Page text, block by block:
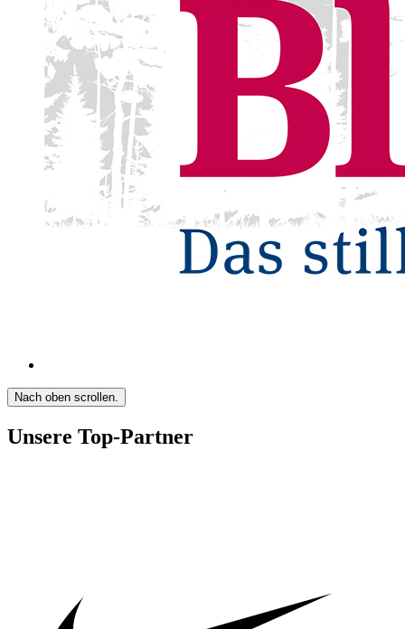
Nach oben scrollen.
Unsere Top-Partner